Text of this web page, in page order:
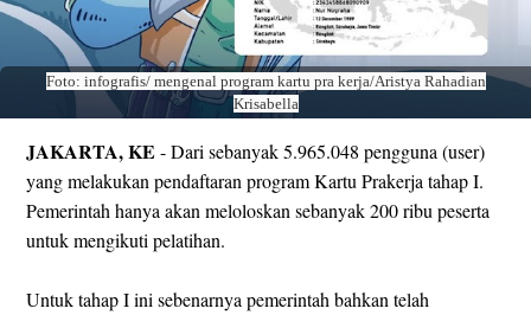
Foto: infografis/ mengenal program kartu pra kerja/Aristya Rahadian
Krisabella
JAKARTA, KE - Dari sebanyak 5.965.048 pengguna (user)
yang melakukan pendaftaran program Kartu Prakerja tahap I.
Pemerintah hanya akan meloloskan sebanyak 200 ribu peserta
untuk mengikuti pelatihan.
Untuk tahap I ini sebenarnya pemerintah bahkan telah